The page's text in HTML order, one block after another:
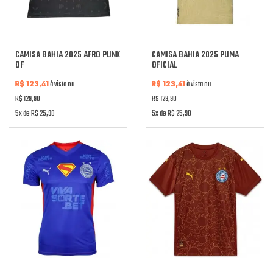
CAMISA BAHIA 2025 AFRO PUNK
OF
R$ 123,41à vista ou
R$ 129,90
5x de R$ 25,98
CAMISA BAHIA 2025 PUMA
OFICIAL
R$ 123,41à vista ou
R$ 129,90
5x de R$ 25,98